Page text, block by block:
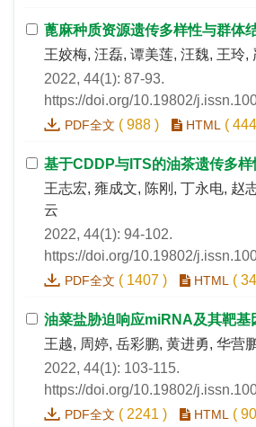
蓖麻种质资源遗传多样性与群体
王姣梅, 汪磊, 谭美莲, 汪魏, 王玲,
2022, 44(1): 87-93.
https://doi.org/10.19802/
PDF全文 ( 988 ) HTML ( 444
基于CDDP与ITS的油茶遗传多样
王志宏, 雍成文, 陈刚, 丁永电, 赵
云
2022, 44(1): 94-102.
https://doi.org/10.19802/
PDF全文 ( 1407 ) HTML (
油菜盐胁迫响应miRNA及其靶基
王越, 周婷, 岳彩鹏, 黄进勇, 华营
2022, 44(1): 103-115.
https://doi.org/10.19802/
PDF全文 ( 2241 ) HTML (